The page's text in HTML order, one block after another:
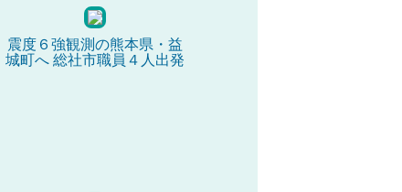
震度６強観測の熊本県・益
城町へ 総社市職員４人出発